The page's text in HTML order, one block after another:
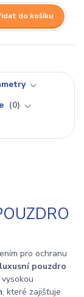
do košíku
0
pro ochranu
luxusní pouzdro
, které zajišťuje